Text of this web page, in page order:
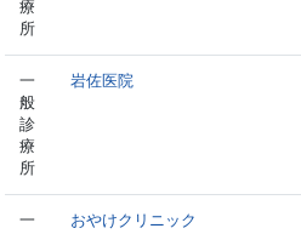
療
所
一
般
診
療
所
岩佐医院
一
おやけクリニック